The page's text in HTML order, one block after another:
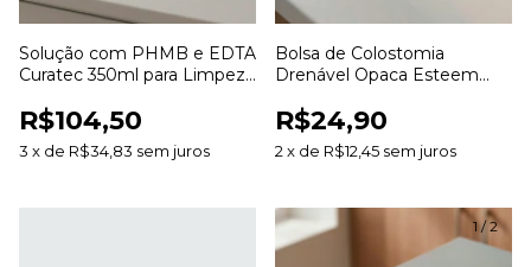
Solução com PHMB e EDTA
Curatec 350ml para Limpeza
R$104,50
3 x de R$34,83 sem juros
Bolsa de Colostomia
Drenável Opaca Esteem
Estomias
R$24,90
2 x de R$12,45 sem juros
1/2